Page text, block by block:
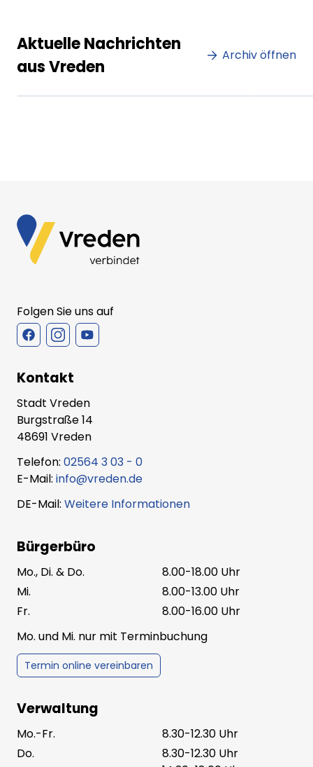
Aktuelle Nachrichten
aus Vreden
Archiv öffnen
Lorem ipsum Lorem ipsum
Folgen Sie uns auf
Kontakt
Stadt Vreden
Burgstraße 14
48691 Vreden
Telefon: 02564 3 03 - 0
E-Mail: info@vreden.de
DE-Mail: Weitere Informationen
Bürgerbüro
Mo., Di. & Do.
8.00-18.00 Uhr
Mi.
8.00-13.00 Uhr
Fr.
8.00-16.00 Uhr
Mo. und Mi. nur mit Terminbuchung
Termin online vereinbaren
Verwaltung
Mo.-Fr.
8.30-12.30 Uhr
Do.
8.30-12.30 Uhr